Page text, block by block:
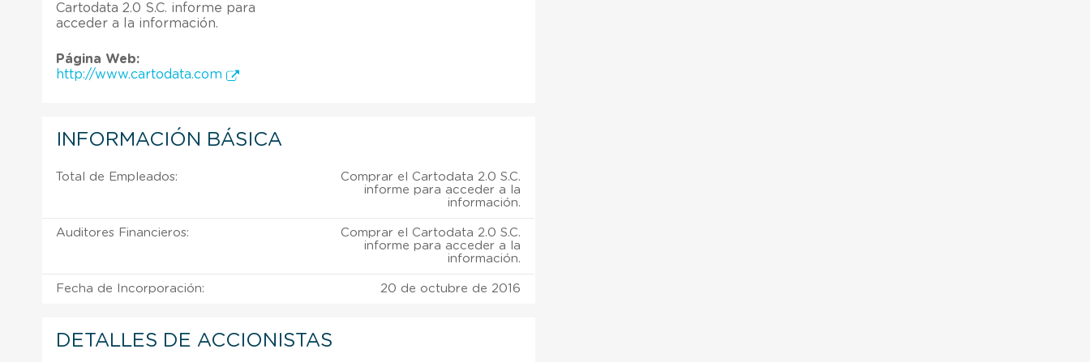
Cartodata 2.0 S.C. informe para
acceder a la información.
Página Web:
http://www.cartodata.com
INFORMACIÓN BÁSICA
Total de Empleados:
Comprar el Cartodata 2.0 S.C.
informe para acceder a la
información.
Auditores Financieros:
Comprar el Cartodata 2.0 S.C.
informe para acceder a la
información.
Fecha de Incorporación: 20 de octubre de 2016
DETALLES DE ACCIONISTAS